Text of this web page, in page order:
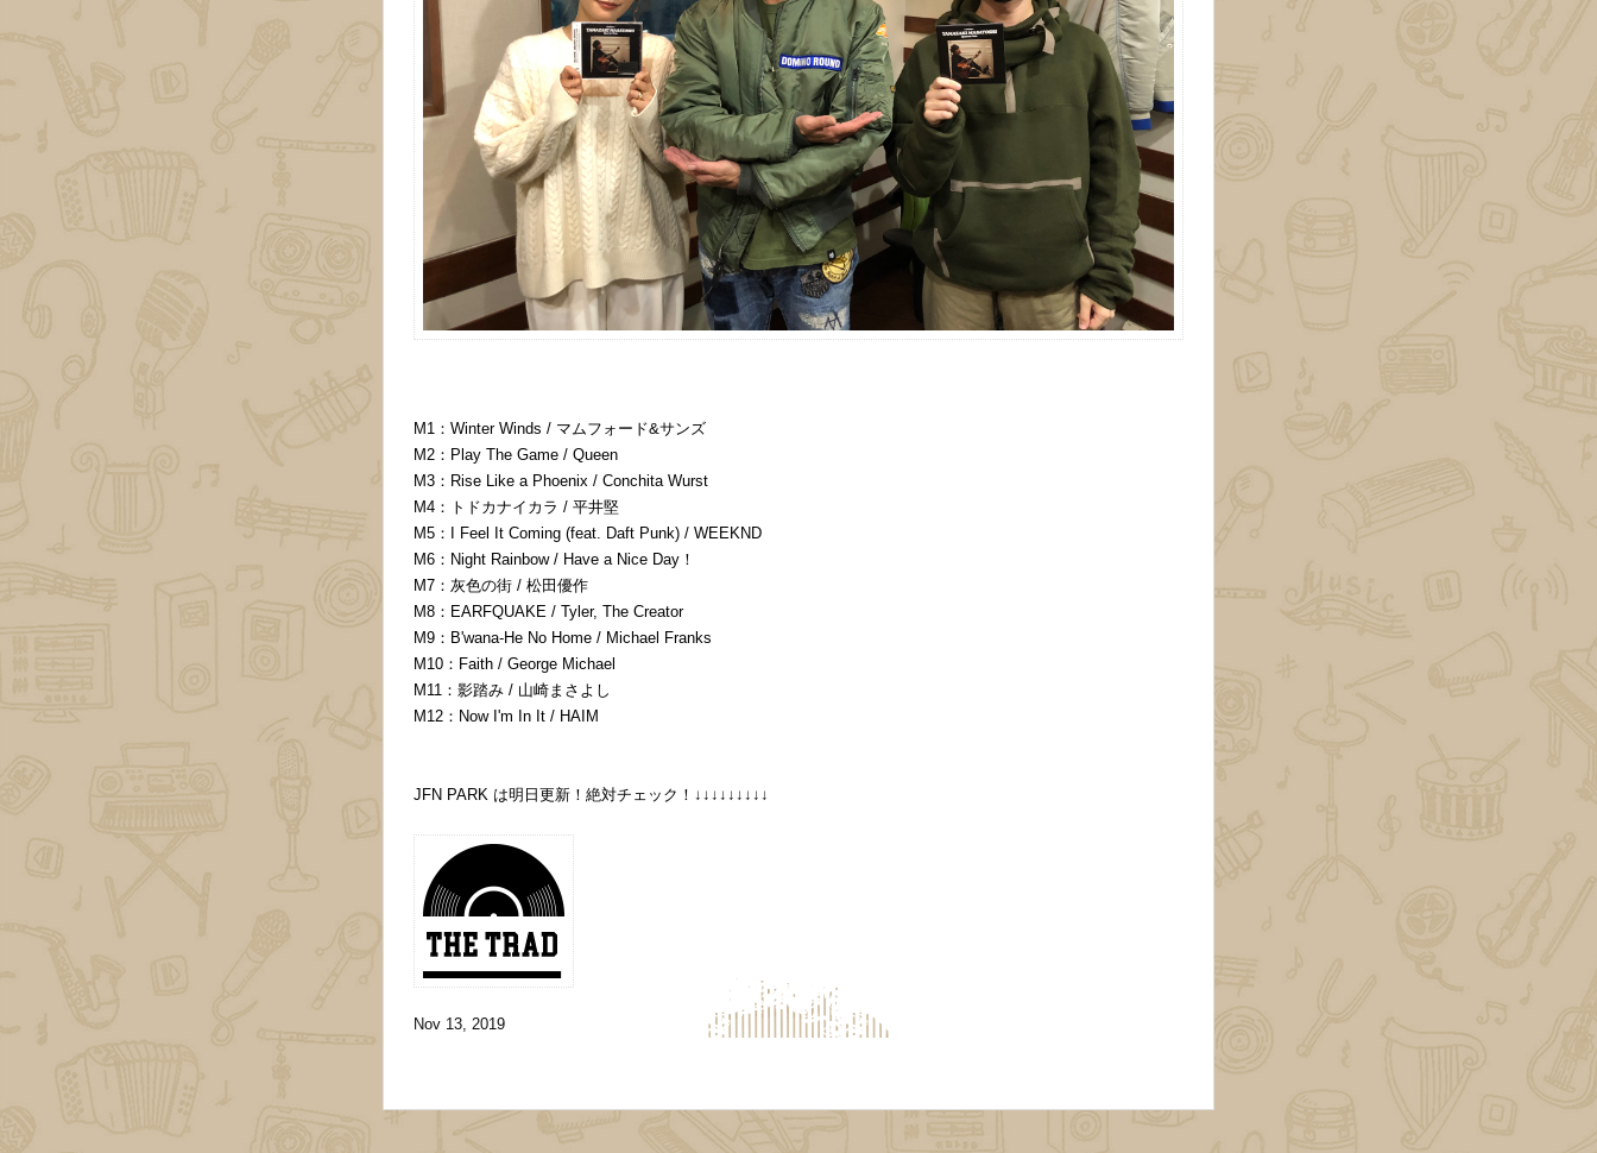
M1：Winter Winds / マムフォード&サンズ
M2：Play The Game / Queen
M3：Rise Like a Phoenix / Conchita Wurst
M4：トドカナイカラ / 平井堅
M5：I Feel It Coming (feat. Daft Punk) / WEEKND
M6：Night Rainbow / Have a Nice Day！
M7：灰色の街 / 松田優作
M8：EARFQUAKE / Tyler, The Creator
M9：B'wana-He No Home / Michael Franks
M10：Faith / George Michael
M11：影踏み / 山崎まさよし
M12：Now I'm In It / HAIM
JFN PARK は明日更新！絶対チェック！↓↓↓↓↓↓↓↓↓
Nov 13, 2019